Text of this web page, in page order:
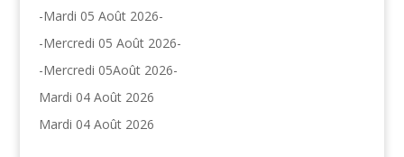
-Mardi 05 Août 2026-
-Mercredi 05 Août 2026-
-Mercredi 05Août 2026-
Mardi 04 Août 2026
Mardi 04 Août 2026